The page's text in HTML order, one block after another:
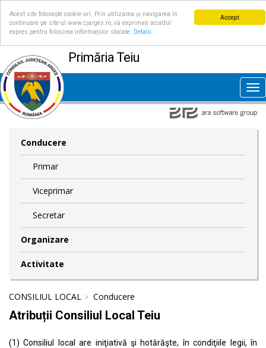
Accept
Acest site folosește cookie-uri. Prin utilizarea și navigarea în
continuare pe site-ul www.cjarges.ro, vă exprimați acordul
expres pentru folosirea informațiilor stocate.
Detalii
Primăria Teiu
Conducere
Primar
Viceprimar
Secretar
Organizare
Activitate
CONSILIUL LOCAL Conducere
Atribuții Consiliul Local Teiu
(1) Consiliul local are iniţiativă şi hotărăşte, în condiţiile legii, în